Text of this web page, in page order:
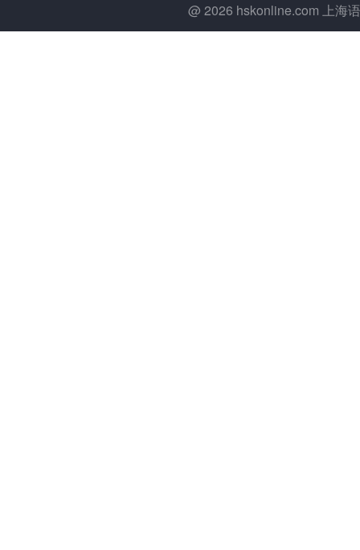
@ 2026 hskonline.com 上海